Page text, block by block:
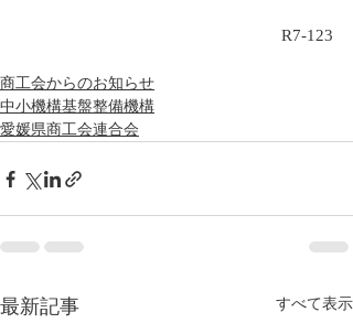
R7-123
商工会からのお知らせ
中小機構基盤整備機構
愛媛県商工会連合会
最新記事 すべて表示